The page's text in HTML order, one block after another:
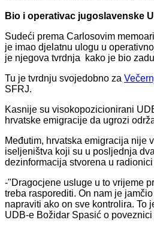
Bio i operativac jugoslavenske
Sudeći prema Carlosovim
je imao djelatnu ulogu u
je njegova tvrdnja kako je bio
Tu je tvrdnju svojedobno za
SFRJ.
Kasnije su visokopozicionirani
hrvatske emigracije da ugrozi
Međutim, hrvatska emigracija nije
iseljeništva koji su u posljednja
dezinformacija stvorena u
-"Dragocjene usluge u to vrijeme
treba rasporediti. On nam je
napraviti ako on sve kontrolira.
UDB-e Božidar Spasić o